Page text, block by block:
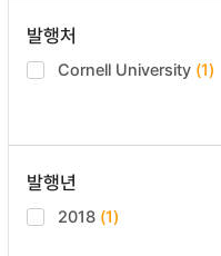
발행처
Cornell University (1)
발행년
2018 (1)